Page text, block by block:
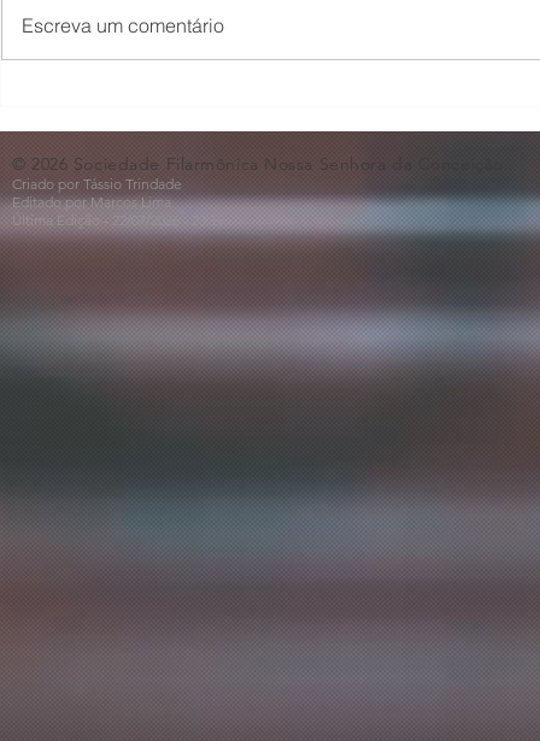
Cordas🎻
CAPS AD
Escreva um comentário
© 2026 Sociedade Filarmônica Nossa Senhora da Conceição.
Criado por Tássio Trindade
Editado por Marcos Lima
Última Edição - 22/07